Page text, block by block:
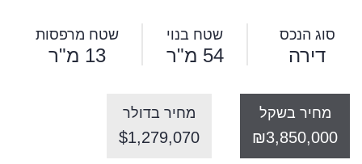
סוג הנכס
דירה
שטח בנוי
54 מ"ר
שטח מרפסות
13 מ"ר
מחיר בשקל
₪3,850,000
מחיר בדולר
$1,279,070